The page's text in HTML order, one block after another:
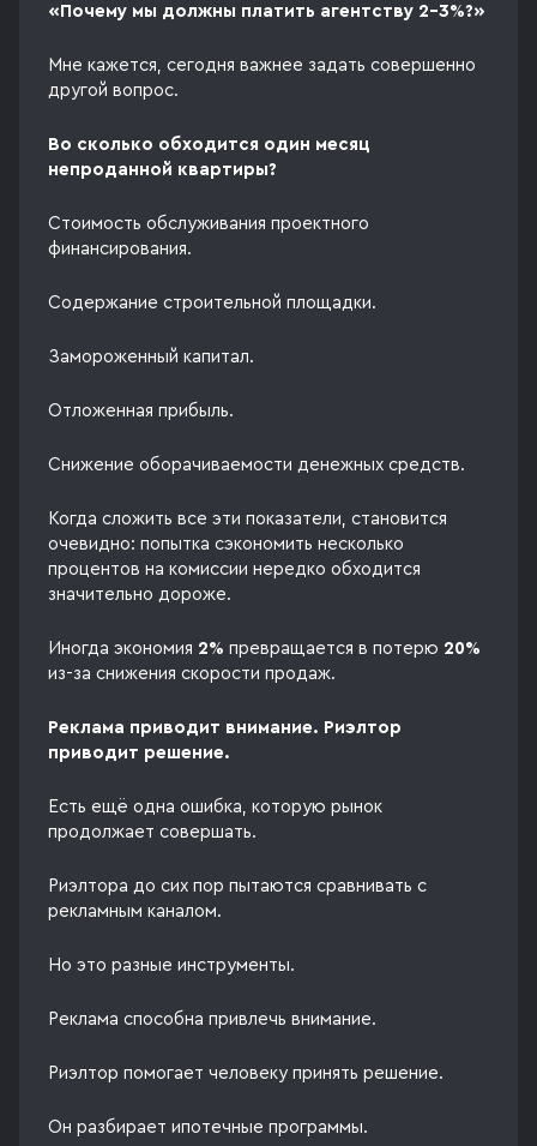
«Почему мы должны платить агентству 2–3%?»
Мне кажется, сегодня важнее задать совершенно
другой вопрос.
Во сколько обходится один месяц
непроданной квартиры?
Стоимость обслуживания проектного
финансирования.
Содержание строительной площадки.
Замороженный капитал.
Отложенная прибыль.
Снижение оборачиваемости денежных средств.
Когда сложить все эти показатели, становится
очевидно: попытка сэкономить несколько
процентов на комиссии нередко обходится
значительно дороже.
Иногда экономия 2% превращается в потерю 20%
из-за снижения скорости продаж.
Реклама приводит внимание. Риэлтор
приводит решение.
Есть ещё одна ошибка, которую рынок
продолжает совершать.
Риэлтора до сих пор пытаются сравнивать с
рекламным каналом.
Но это разные инструменты.
Реклама способна привлечь внимание.
Риэлтор помогает человеку принять решение.
Он разбирает ипотечные программы.